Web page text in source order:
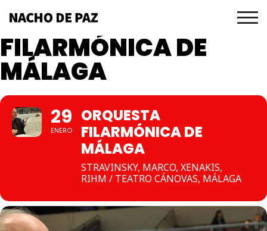
ORQUESTA
FILARMÓNICA DE
MÁLAGA
29
ENERO
ORQUESTA
FILARMÓNICA DE
MÁLAGA
STRAVINSKY, MARCO, XENAKIS,
RIHM / TEATRO CÁNOVAS, MÁLAGA